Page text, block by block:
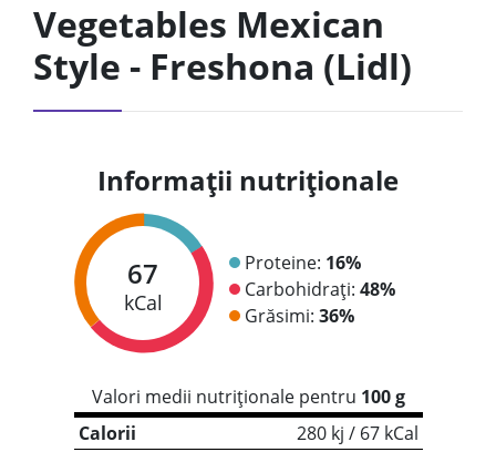
Vegetables Mexican
Style - Freshona (Lidl)
Informații nutriționale
67
kCal
Proteine: 16%
Carbohidrați: 48%
Grăsimi: 36%
Valori medii nutriționale pentru 100 g
Calorii
280 kj / 67 kCal